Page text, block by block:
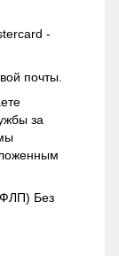
-
почты.
за
ФЛП) Без